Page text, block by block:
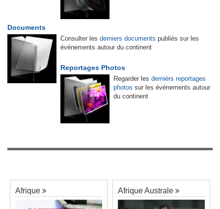
Documents
Consulter les derniers documents publiés sur les
événements autour du continent
Reportages Photos
Regarder les dernièrs reportages
photos sur les événements autour
du continent
Afrique Afrique Australe